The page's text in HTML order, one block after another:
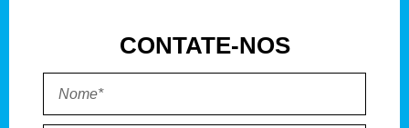
CONTATE-NOS